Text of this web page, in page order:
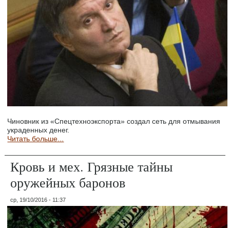
Чиновник из «Спецтехноэкспорта» создал сеть для отмывания
украденных денег.
Читать больше...
Кровь и мех. Грязные тайны
оружейных баронов
ср, 19/10/2016 - 11:37